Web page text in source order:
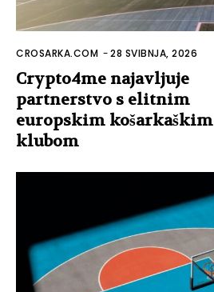
CROSARKA.COM -28 SVIBNJA, 2026
Crypto4me najavljuje
partnerstvo s elitnim
europskim košarkaškim
klubom